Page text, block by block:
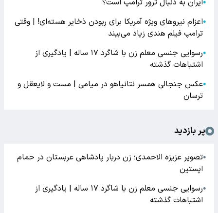
●ایران به دنبال ترور ترامپ است؟
●اعزام نیروهای ویژه آمریکا برای ربودن ذخایر هسته‌ای! | وقتی
ترامپ فیلم هندی زیاد می‌بیند
●
رسوایی جنسی معلم زن با شاگرد ۱۷ ساله | یادگیری از
اشتباهات گذشته
●عکس جنجالی همسر نتانیاهو در میامی | مست و لایعقل و
ترسان
پر بازدید
●تصویر عزیزه الاحمدی؛ زن دربار پادشاهی عربستان در حمام
اپستین
●
رسوایی جنسی معلم زن با شاگرد ۱۷ ساله | یادگیری از
اشتباهات گذشته